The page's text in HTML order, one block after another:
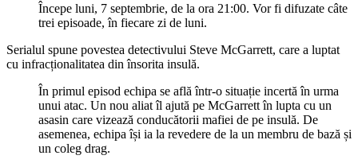
Începe luni, 7 septembrie, de la ora 21:00. Vor fi difuzate câte
trei episoade, în fiecare zi de luni.
Serialul spune povestea detectivului Steve McGarrett, care a luptat
cu infracționalitatea din însorita insulă.
În primul episod echipa se află într-o situație incertă în urma
unui atac. Un nou aliat îl ajută pe McGarrett în lupta cu un
asasin care vizează conducătorii mafiei de pe insulă. De
asemenea, echipa își ia la revedere de la un membru de bază și
un coleg drag.